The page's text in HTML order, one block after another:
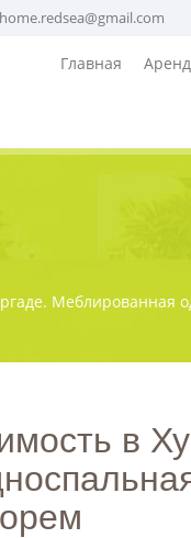
Главная
Меблированная
в